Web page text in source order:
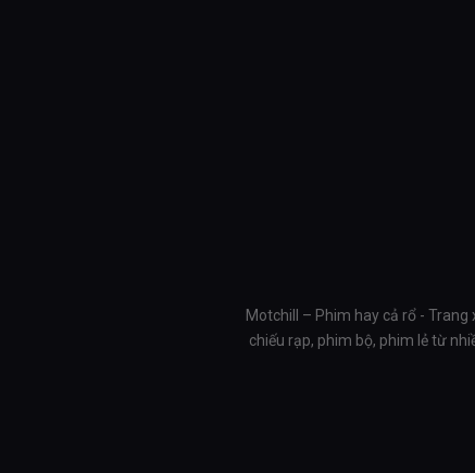
Motchill – Phim hay cả rổ -
chiếu rạp, phim bộ, phim lẻ từ